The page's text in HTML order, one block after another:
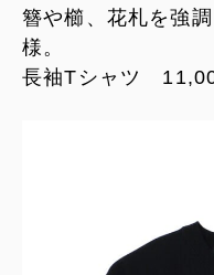
簪や櫛、花札を強
様。
長袖Tシャツ